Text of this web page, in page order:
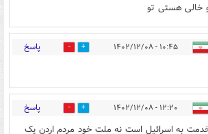
هستی تو
۱۰:۴۵ - ۱۴۰۲/۱۲/۰۸ 0 پاسخ
۱۲:۲۰ - ۱۴۰۲/۱۲/۰۸ 2 پاسخ
به‌ اسرائيل است نه ملت خود مردم اردن یک